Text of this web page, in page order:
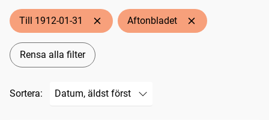
Till 1912-01-31 Aftonbladet
Rensa alla filter
Sortera: